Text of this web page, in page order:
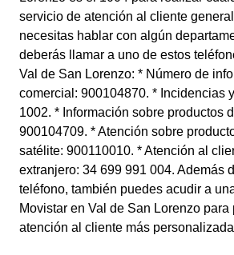
servicio de atención al cliente
necesitas hablar con algún
deberás llamar a uno de estos
Val de San Lorenzo: * Número de
comercial: 900104870. * Incidencias
1002. * Información sobre productos
900104709. * Atención sobre
satélite: 900110010. * Atención al
extranjero: 34 699 991 004. Además
teléfono, también puedes acudir a
Movistar en Val de San Lorenzo para
atención al cliente más